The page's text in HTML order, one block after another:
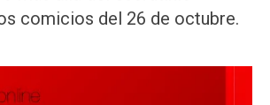
comicios del 26 de octubre.